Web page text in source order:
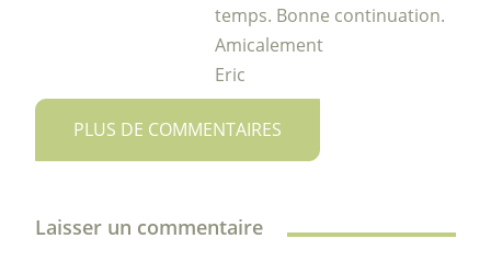
temps. Bonne continuation.
Amicalement
Eric
PLUS DE COMMENTAIRES
Laisser un commentaire